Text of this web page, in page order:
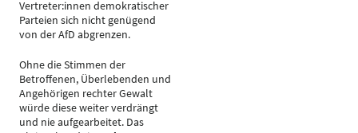
Vertreter:innen demokratischer
Parteien sich nicht genügend
von der AfD abgrenzen.
Ohne die Stimmen der
Betroffenen, Überlebenden und
Angehörigen rechter Gewalt
würde diese weiter verdrängt
und nie aufgearbeitet. Das